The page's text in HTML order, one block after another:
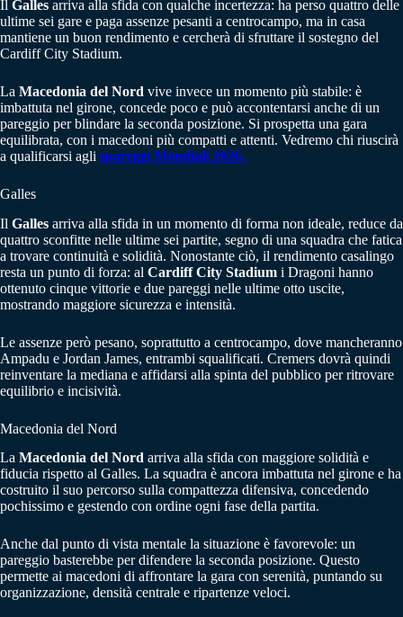
Il Galles arriva alla sfida con qualche incertezza: ha perso quattro delle
ultime sei gare e paga assenze pesanti a centrocampo, ma in casa
mantiene un buon rendimento e cercherà di sfruttare il sostegno del
Cardiff City Stadium.
La Macedonia del Nord vive invece un momento più stabile: è
imbattuta nel girone, concede poco e può accontentarsi anche di un
pareggio per blindare la seconda posizione. Si prospetta una gara
equilibrata, con i macedoni più compatti e attenti. Vedremo chi riuscirà
a qualificarsi agli spareggi Mondiali 2026.
Galles
Il Galles arriva alla sfida in un momento di forma non ideale, reduce da
quattro sconfitte nelle ultime sei partite, segno di una squadra che fatica
a trovare continuità e solidità. Nonostante ciò, il rendimento casalingo
resta un punto di forza: al Cardiff City Stadium i Dragoni hanno
ottenuto cinque vittorie e due pareggi nelle ultime otto uscite,
mostrando maggiore sicurezza e intensità.
Le assenze però pesano, soprattutto a centrocampo, dove mancheranno
Ampadu e Jordan James, entrambi squalificati. Cremers dovrà quindi
reinventare la mediana e affidarsi alla spinta del pubblico per ritrovare
equilibrio e incisività.
Macedonia del Nord
La Macedonia del Nord arriva alla sfida con maggiore solidità e
fiducia rispetto al Galles. La squadra è ancora imbattuta nel girone e ha
costruito il suo percorso sulla compattezza difensiva, concedendo
pochissimo e gestendo con ordine ogni fase della partita.
Anche dal punto di vista mentale la situazione è favorevole: un
pareggio basterebbe per difendere la seconda posizione. Questo
permette ai macedoni di affrontare la gara con serenità, puntando su
organizzazione, densità centrale e ripartenze veloci.